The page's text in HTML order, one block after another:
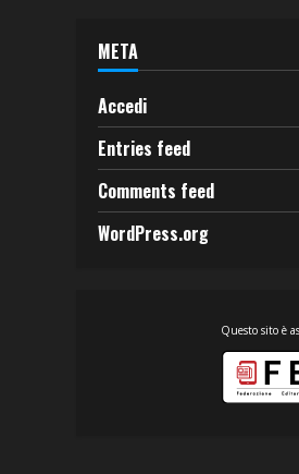
META
Accedi
Entries feed
Comments feed
WordPress.org
Questo sito è